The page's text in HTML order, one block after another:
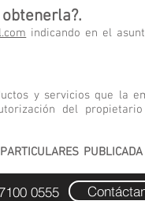
indicando en el
y servicios que la
del
0555